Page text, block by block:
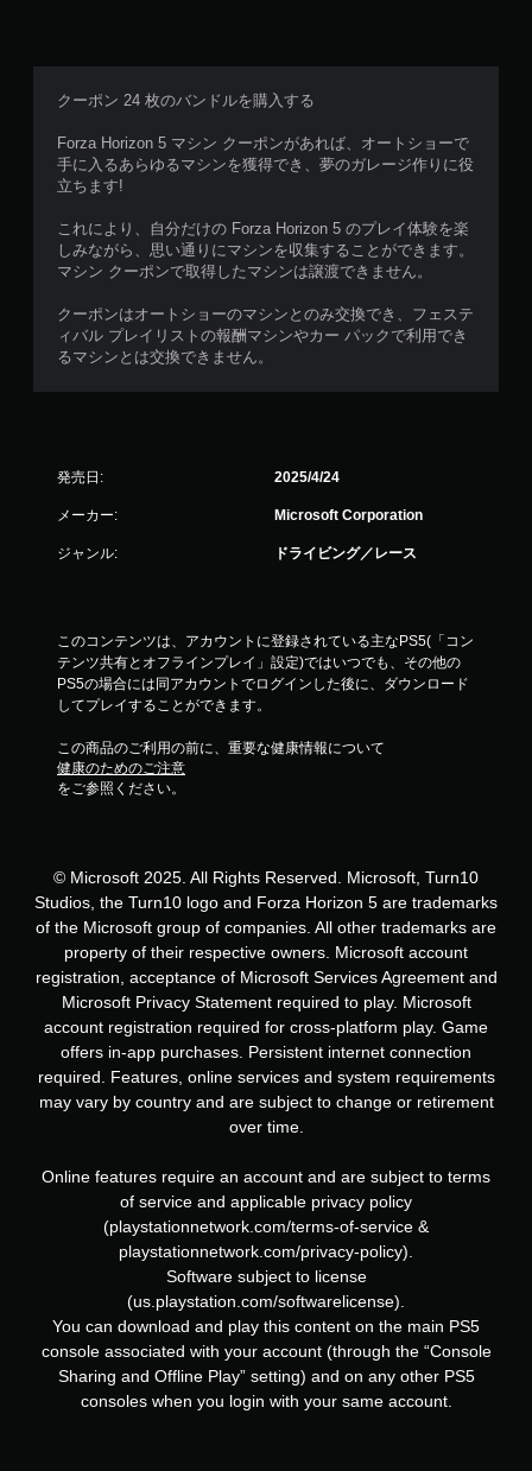
クーポン 24 枚のバンドルを購入する
Forza Horizon 5 マシン クーポンがあれば、オートショーで
手に入るあらゆるマシンを獲得でき、夢のガレージ作りに役
立ちます!
これにより、自分だけの Forza Horizon 5 のプレイ体験を楽
しみながら、思い通りにマシンを収集することができます。
マシン クーポンで取得したマシンは譲渡できません。
クーポンはオートショーのマシンとのみ交換でき、フェステ
ィバル プレイリストの報酬マシンやカー パックで利用でき
るマシンとは交換できません。
発売日: 2025/4/24
メーカー: Microsoft Corporation
ジャンル: ドライビング／レース
このコンテンツは、アカウントに登録されている主なPS5(「コン
テンツ共有とオフラインプレイ」設定)ではいつでも、その他の
PS5の場合には同アカウントでログインした後に、ダウンロード
してプレイすることができます。
この商品のご利用の前に、重要な健康情報について
健康のためのご注意
をご参照ください。
© Microsoft 2025. All Rights Reserved. Microsoft, Turn10
Studios, the Turn10 logo and Forza Horizon 5 are trademarks
of the Microsoft group of companies. All other trademarks are
property of their respective owners. Microsoft account
registration, acceptance of Microsoft Services Agreement and
Microsoft Privacy Statement required to play. Microsoft
account registration required for cross-platform play. Game
offers in-app purchases. Persistent internet connection
required. Features, online services and system requirements
may vary by country and are subject to change or retirement
over time.
Online features require an account and are subject to terms
of service and applicable privacy policy
(playstationnetwork.com/terms-of-service &
playstationnetwork.com/privacy-policy).
Software subject to license
(us.playstation.com/softwarelicense).
You can download and play this content on the main PS5
console associated with your account (through the “Console
Sharing and Offline Play” setting) and on any other PS5
consoles when you login with your same account.